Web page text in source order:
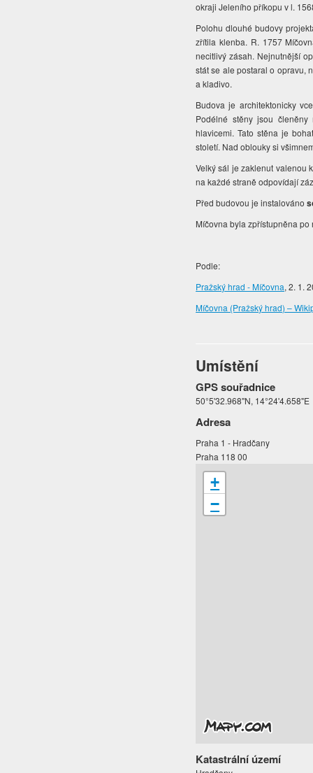
okraji Jeleního příkopu v l.
Polohu dlouhé budovy
zřítila klenba. R. 1757
necitlivý zásah. Nejnutnější
stát se ale postaral o opravu,
a kladivo.
Budova je architektonicky
Podélné stěny jsou
hlavicemi. Tato stěna je
století. Nad oblouky si
Velký sál je zaklenut valenou
na každé straně odpovídají
Před budovou je instalováno
Míčovna byla zpřístupněna
Podle:
Pražský hrad - Míčovna, 2. 1.
Míčovna (Pražský hrad) –
Umístění
GPS souřadnice
50°5'32.968"N, 14°24'4.658"E
Adresa
Praha 1 - Hradčany
Praha 118 00
+
−
Katastrální území